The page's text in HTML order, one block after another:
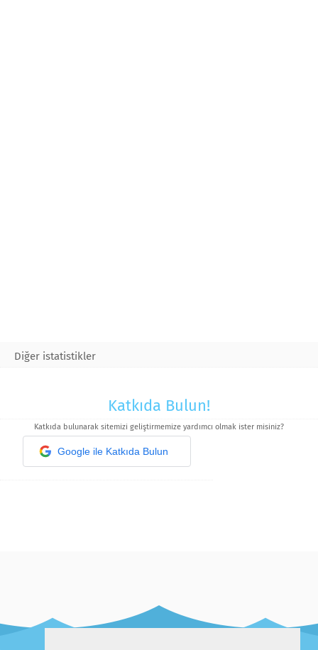
Diğer istatistikler
Katkıda Bulun!
Katkıda bulunarak sitemizi geliştirmemize yardımcı olmak ister misiniz?
Google ile Katkıda Bulun